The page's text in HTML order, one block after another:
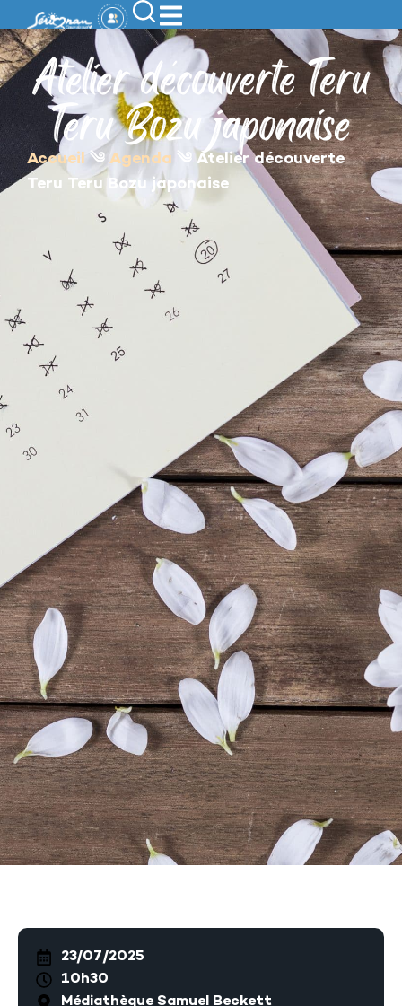
principal
Atelier découverte Teru
Teru Bozu japonaise
Accueil ༄ Agenda ༄Atelier découverte
Teru Teru Bozu japonaise
23/07/2025
10h30
Médiathèque Samuel Beckett